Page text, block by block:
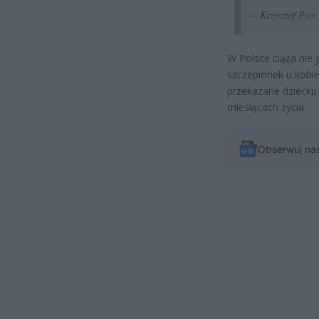
— Krzysztof
W Polsce ciąża nie
szczepionek u
przekazane
miesiącach życia.
Obserwuj